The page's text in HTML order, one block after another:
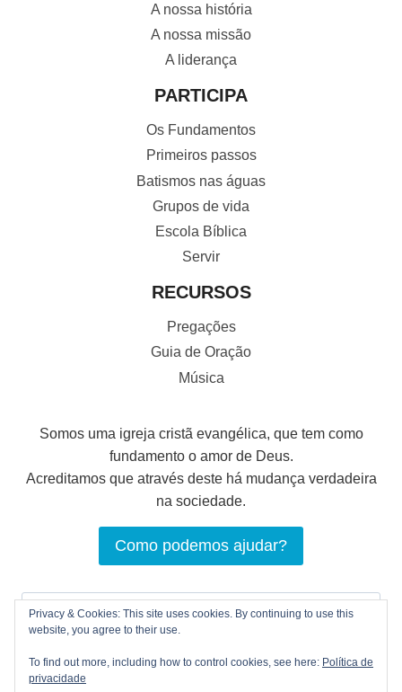
A nossa história
A nossa missão
A liderança
PARTICIPA
Os Fundamentos
Primeiros passos
Batismos nas águas
Grupos de vida
Escola Bíblica
Servir
RECURSOS
Pregações
Guia de Oração
Música
Somos uma igreja cristã evangélica, que tem como
fundamento o amor de Deus.
Acreditamos que através deste há mudança verdadeira
na sociedade.
Como podemos ajudar?
Pesquisar
por:
© 2026 LOGOS Comunhão Cristã |
Privacy & Cookies: This site uses cookies. By continuing to use this
website, you agree to their use.
To find out more, including how to control cookies, see here: Política de
privacidade